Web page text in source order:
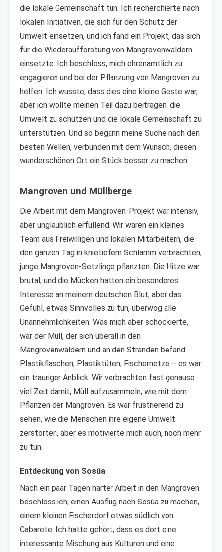
die lokale Gemeinschaft tun. Ich recherchierte nach
lokalen Initiativen, die sich für den Schutz der
Umwelt einsetzen, und ich fand ein Projekt, das sich
für die Wiederaufforstung von Mangrovenwäldern
einsetzte. Ich beschloss, mich ehrenamtlich zu
engagieren und bei der Pflanzung von Mangroven zu
helfen. Ich wusste, dass dies eine kleine Geste war,
aber ich wollte meinen Teil dazu beitragen, die
Umwelt zu schützen und die lokale Gemeinschaft zu
unterstützen. Und so begann meine Suche nach den
besten Wellen, verbunden mit dem Wunsch, diesen
wunderschönen Ort ein Stück besser zu machen.
Mangroven und Müllberge
Die Arbeit mit dem Mangroven-Projekt war intensiv,
aber unglaublich erfüllend. Wir waren ein kleines
Team aus Freiwilligen und lokalen Mitarbeitern, die
den ganzen Tag in knietiefem Schlamm verbrachten,
junge Mangroven-Setzlinge pflanzten. Die Hitze war
brutal, und die Mücken hatten ein besonderes
Interesse an meinem deutschen Blut, aber das
Gefühl, etwas Sinnvolles zu tun, überwog alle
Unannehmlichkeiten. Was mich aber schockierte,
war der Müll, der sich überall in den
Mangrovenwäldern und an den Stränden befand.
Plastikflaschen, Plastiktüten, Fischernetze – es war
ein trauriger Anblick. Wir verbrachten fast genauso
viel Zeit damit, Müll aufzusammeln, wie mit dem
Pflanzen der Mangroven. Es war frustrierend zu
sehen, wie die Menschen ihre eigene Umwelt
zerstörten, aber es motivierte mich auch, noch mehr
zu tun.
Entdeckung von Sosúa
Nach ein paar Tagen harter Arbeit in den Mangroven
beschloss ich, einen Ausflug nach Sosúa zu machen,
einem kleinen Fischerdorf etwas südlich von
Cabarete. Ich hatte gehört, dass es dort eine
interessante Mischung aus Kulturen und eine